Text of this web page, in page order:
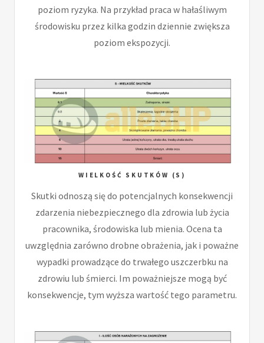
poziom ryzyka. Na przykład praca w hałaśliwym
środowisku przez kilka godzin dziennie zwiększa
poziom ekspozycji.
WIELKOŚĆ SKUTKÓW (S)
Skutki odnoszą się do potencjalnych konsekwencji
zdarzenia niebezpiecznego dla zdrowia lub życia
pracownika, środowiska lub mienia. Ocena ta
uwzględnia zarówno drobne obrażenia, jak i poważne
wypadki prowadzące do trwałego uszczerbku na
zdrowiu lub śmierci. Im poważniejsze mogą być
konsekwencje, tym wyższa wartość tego parametru.